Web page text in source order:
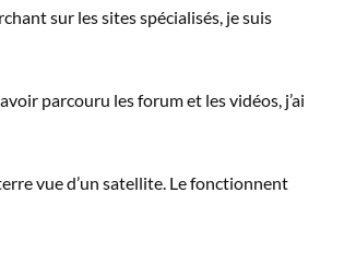
sur les sites spécialisés, je suis
parcouru les forum et les vidéos, j’ai
vue d’un satellite. Le fonctionnent